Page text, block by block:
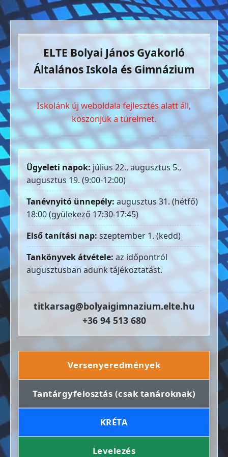
ELTE Bolyai János Gyakorló
Általános Iskola és Gimnázium
Iskolánk új weboldala fejlesztés alatt áll,
köszönjük a türelmet.
Ügyeleti napok: július 22., augusztus 5.,
augusztus 19. (9:00-12:00)
Tanévnyitó ünnepély: augusztus 31. (hétfő)
18:00 (gyülekező 17:30-17:45)
Első tanítási nap: szeptember 1. (kedd)
Tankönyvek átvétele: az időpontról
augusztusban adunk tájékoztatást.
titkarsag@bolyaigimnazium.elte.hu
+36 94 513 680
Versenyeredmények
Tantárgyfelosztás (csak tanároknak)
KRÉTA
Levelezés